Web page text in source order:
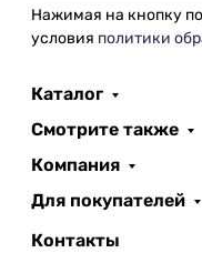
Нажимая на кнопку
условия политики
Каталог
Смотрите также
Компания
Для покупателей
Контакты